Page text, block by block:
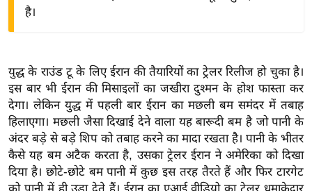
द्यो
ग
त
वि
शे
ष
ज्ञ
रा
है।
युद्ध के राउंड टू के लिए ईरान की तैयारियों का ट्रेलर रिलीज हो चुका है।
इस बार भी ईरान की मिसाइलों का जखीरा दुश्मन के होश फास्ता कर
देगा। लेकिन युद्ध में पहली बार ईरान का मछली बम समंदर में तबाह
हिलाएगा। मछली जैसा दिखाई देने वाला यह बारूदी बम है जो पानी के
अंदर बड़े से बड़े शिप को तबाह करने का मादा रखता है। पानी के भीतर
कैसे यह बम अटैक करता है, उसका ट्रेलर ईरान ने अमेरिका को दिखा
दिया है। छोटे-छोटे बम पानी में कुछ इस तरह तैरते हैं और फिर टारगेट